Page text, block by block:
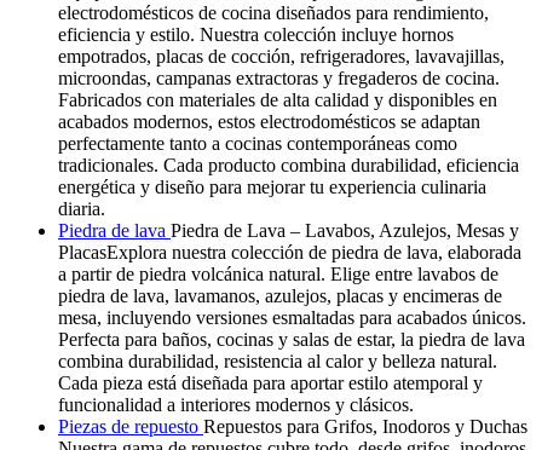
electrodomésticos de cocina diseñados para rendimiento,
eficiencia y estilo. Nuestra colección incluye hornos
empotrados, placas de cocción, refrigeradores, lavavajillas,
microondas, campanas extractoras y fregaderos de cocina.
Fabricados con materiales de alta calidad y disponibles en
acabados modernos, estos electrodomésticos se adaptan
perfectamente tanto a cocinas contemporáneas como
tradicionales. Cada producto combina durabilidad, eficiencia
energética y diseño para mejorar tu experiencia culinaria
diaria.
Piedra de lava Piedra de Lava – Lavabos, Azulejos, Mesas y
PlacasExplora nuestra colección de piedra de lava, elaborada
a partir de piedra volcánica natural. Elige entre lavabos de
piedra de lava, lavamanos, azulejos, placas y encimeras de
mesa, incluyendo versiones esmaltadas para acabados únicos.
Perfecta para baños, cocinas y salas de estar, la piedra de lava
combina durabilidad, resistencia al calor y belleza natural.
Cada pieza está diseñada para aportar estilo atemporal y
funcionalidad a interiores modernos y clásicos.
Piezas de repuesto Repuestos para Grifos, Inodoros y Duchas